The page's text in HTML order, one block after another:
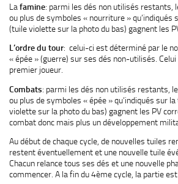
La famine: parmi les dés non utilisés restants,
ou plus de symboles « nourriture » qu’indiqués
(tuile violette sur la photo du bas) gagnent les
L’ordre du tour: celui-ci est déterminé par le
« épée » (guerre) sur ses dés non-utilisés.
premier joueur.
Combats: parmi les dés non utilisés restants,
ou plus de symboles « épée » qu’indiqués sur
violette sur la photo du bas) gagnent les PV
combat donc mais plus un développement
Au début de chaque cycle, de nouvelles tuiles
restent éventuellement et une nouvelle tuile
Chacun relance tous ses dés et une nouvelle
commencer. A la fin du 4ème cycle, la partie est